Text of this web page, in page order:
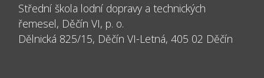
Střední škola lodní dopravy a technických
řemesel, Děčín VI, p. o.
Dělnická 825/15, Děčín VI-Letná, 405 02 Děčín